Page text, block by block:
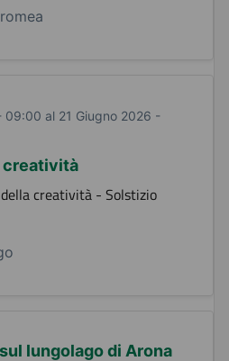
09:00 al 21 Giugno 2026 -
creatività
creatività - Solstizio
lungolago di Arona